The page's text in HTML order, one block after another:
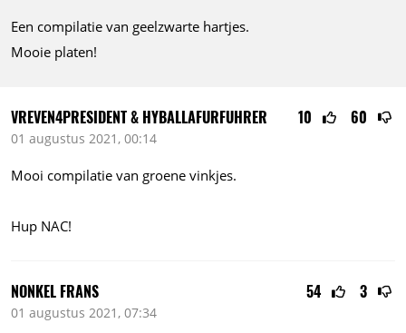
Een compilatie van geelzwarte hartjes.
Mooie platen!
10 60
VREVEN4PRESIDENT & HYBALLAFURFUHRER
01 augustus 2021, 00:14
Mooi compilatie van groene vinkjes.
Hup NAC!
54 3
NONKEL FRANS
01 augustus 2021, 07:34